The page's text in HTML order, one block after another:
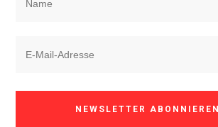
NEWSLETTER ABONNIEREN